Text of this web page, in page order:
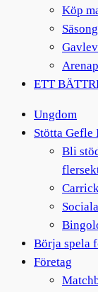
Köp
ETT
Ungdom
Stötta Gefle
Bli
Börja spela
Företag